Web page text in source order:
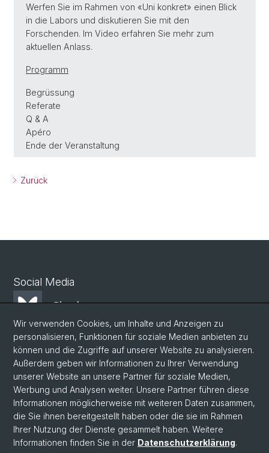
Werfen Sie im Rahmen von «Uni konkret» einen Blick
in die Labors und diskutieren Sie mit den
Forschenden. Im Video erfahren Sie mehr zum
aktuellen Anlass.
Programm
Begrüssung
Referate
Q & A
Apéro
Ende der Veranstaltung
Zurück
Social Media
Bluesky
Mastodon
LinkedIn
Instagram
Wir verwenden Cookies, um Inhalte und Anzeigen zu
personalisieren, Funktionen für soziale Medien anbieten zu
können und die Zugriffe auf unserer Website zu analysieren.
Außerdem geben wir Informationen zu Ihrer Verwendung
unserer Website an unsere Partner für soziale Medien,
Werbung und Analysen weiter. Unsere Partner führen diese
Informationen möglicherweise mit weiteren Daten zusammen,
die Sie ihnen bereitgestellt haben oder die sie im Rahmen
Ihrer Nutzung der Dienste gesammelt haben. Weitere
Informationen finden Sie in der Datenschutzerklärung.